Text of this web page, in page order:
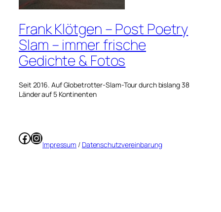
Frank Klötgen – Post Poetry
Slam – immer frische
Gedichte & Fotos
Seit 2016. Auf Globetrotter-Slam-Tour durch bislang 38
Länder auf 5 Kontinenten
Facebook
Instagram
Impressum / Datenschutzvereinbarung